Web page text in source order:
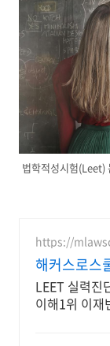
법학적성시험(Leet)
https://
해커스로스
스쿨합격자
LEET 실력진
이해1위 이재